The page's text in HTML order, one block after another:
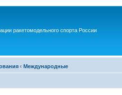
ракетомодельного спорта России
‹ Международные